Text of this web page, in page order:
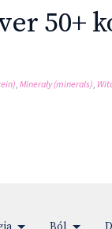
50+
, Minerały (minerals),